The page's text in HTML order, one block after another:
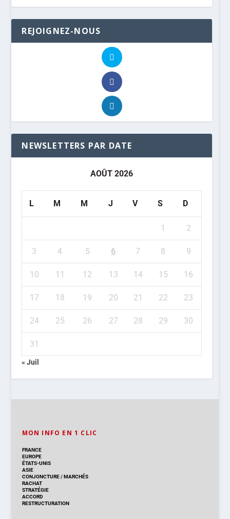
REJOIGNEZ-NOUS
NEWSLETTERS PAR DATE
AOÛT 2026
L M M J V S D
1 2
3 4 5 6 7 8 9
10 11 12 13 14 15 16
17 18 19 20 21 22 23
24 25 26 27 28 29 30
31
« Juil
MON INFO EN 1 CLIC
FRANCE
EUROPE
ÉTATS-UNIS
ASIE
CONJONCTURE/MARCHÉS
RACHAT
STRATÉGIE
ACCORD
RESTRUCTURATION